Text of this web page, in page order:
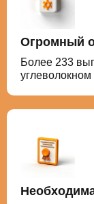
Огромный
Более 233
углеволокном